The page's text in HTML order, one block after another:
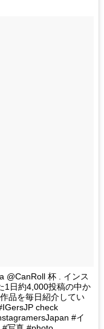
@CanRoll 杯 . インス
1日約4,000投稿の中か
品を毎日紹介してい
check
#イ